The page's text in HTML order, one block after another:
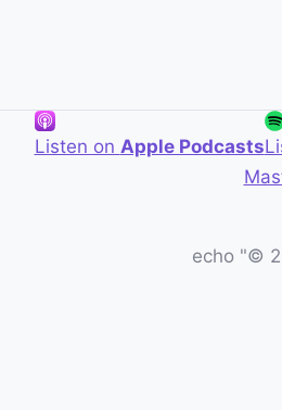
Listen on Apple Podcasts
echo "©